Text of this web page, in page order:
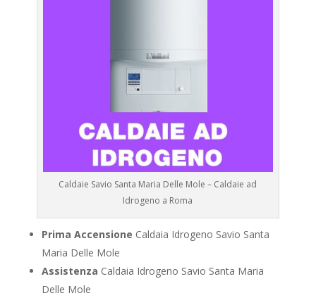
Caldaie Savio Santa Maria Delle Mole – Caldaie ad
Idrogeno a Roma
Prima Accensione Caldaia Idrogeno Savio Santa
Maria Delle Mole
Assistenza Caldaia Idrogeno Savio Santa Maria
Delle Mole